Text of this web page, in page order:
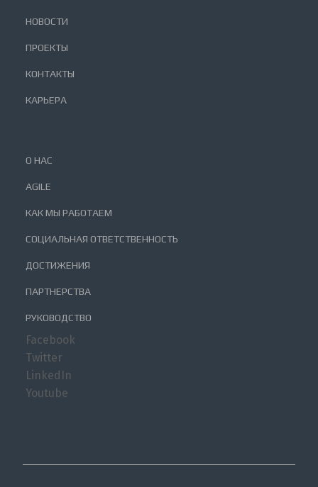
НОВОСТИ
ПРОЕКТЫ
КОНТАКТЫ
КАРЬЕРА
О НАС
AGILE
КАК МЫ РАБОТАЕМ
СОЦИАЛЬНАЯ ОТВЕТСТВЕННОСТЬ
ДОСТИЖЕНИЯ
ПАРТНЕРСТВА
РУКОВОДСТВО
Facebook
Twitter
LinkedIn
Youtube